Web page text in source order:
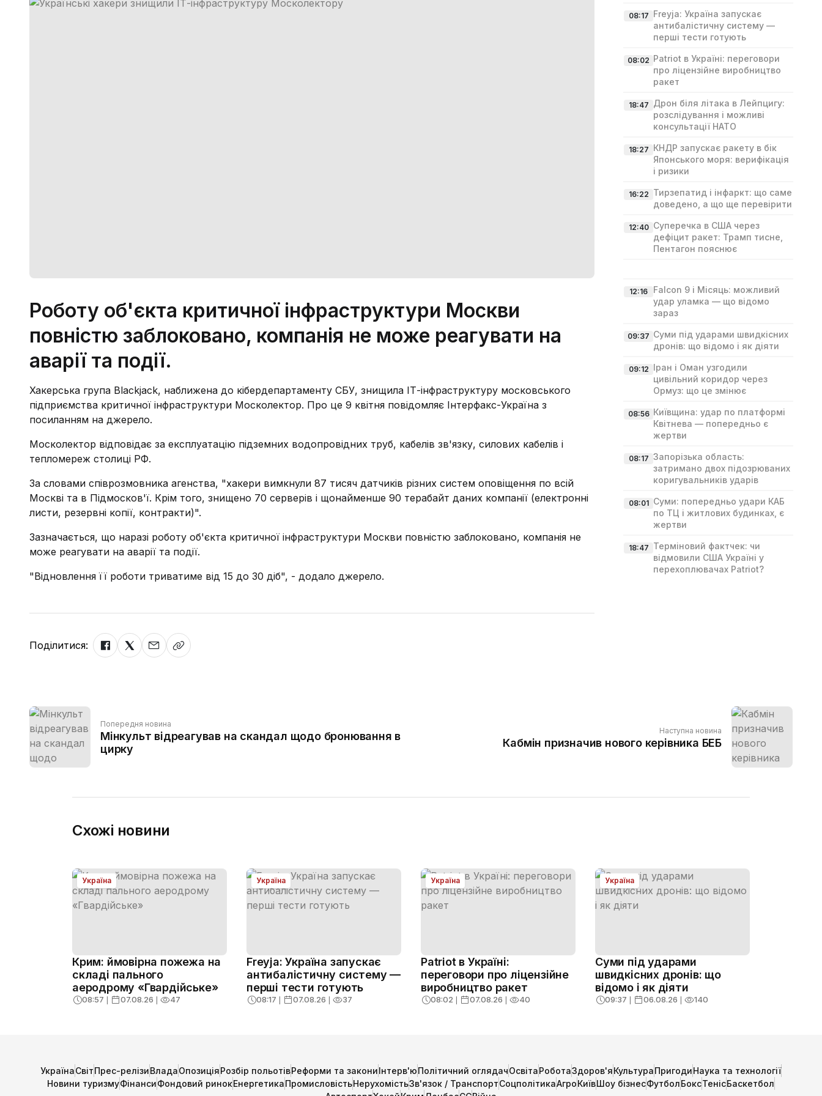
Роботу об'єкта критичної інфраструктури Москви
повністю заблоковано, компанія не може реагувати на
аварії та події.
Хакерська група Blackjack, наближена до кібердепартаменту СБУ, знищила ІТ-інфраструктуру московського
підприємства критичної інфраструктури Москолектор. Про це 9 квітня повідомляє Інтерфакс-Україна з
посиланням на джерело.
Москолектор відповідає за експлуатацію підземних водопровідних труб, кабелів зв'язку, силових кабелів і
тепломереж столиці РФ.
За словами співрозмовника агенства, "хакери вимкнули 87 тисяч датчиків різних систем оповіщення по всій
Москві та в Підмосков'ї. Крім того, знищено 70 серверів і щонайменше 90 терабайт даних компанії (електронні
листи, резервні копії, контракти)".
Зазначається, що наразі роботу об'єкта критичної інфраструктури Москви повністю заблоковано, компанія не
може реагувати на аварії та події.
"Відновлення її роботи триватиме від 15 до 30 діб", - додало джерело.
Поділитися:
08:17 Freyja: Україна запускає
антибалістичну систему —
перші тести готують
08:02 Patriot в Україні: переговори
про ліцензійне виробництво
ракет
18:47 Дрон біля літака в Лейпцигу:
розслідування і можливі
консультації НАТО
18:27 КНДР запускає ракету в бік
Японського моря: верифікація
і ризики
16:22 Тирзепатид і інфаркт: що саме
доведено, а що ще перевірити
12:40 Суперечка в США через
дефіцит ракет: Трамп тисне,
Пентагон пояснює
12:16
Falcon 9 і Місяць: можливий
удар уламка — що відомо
зараз
09:37 Суми під ударами швидкісних
дронів: що відомо і як діяти
09:12 Іран і Оман узгодили
цивільний коридор через
Ормуз: що це змінює
08:56 Київщина: удар по платформі
Квітнева — попередньо є
жертви
08:17 Запорізька область:
затримано двох підозрюваних
коригувальників ударів
08:01 Суми: попередньо удари КАБ
по ТЦ і житлових будинках, є
жертви
18:47 Терміновий фактчек: чи
відмовили США Україні у
перехоплювачах Patriot?
Попередня новина
Мінкульт відреагував на скандал щодо бронювання в
цирку
Наступна новина
Кабмін призначив нового керівника БЕБ
Схожі новини
Україна
Крим: ймовірна пожежа на
складі пального
аеродрому «Гвардійське»
08:57 ❘ 07.08.26 ❘ 47
Україна
Freyja: Україна запускає
антибалістичну систему —
перші тести готують
08:17 ❘ 07.08.26 ❘ 37
Україна
Patriot в Україні:
переговори про ліцензійне
виробництво ракет
08:02 ❘ 07.08.26 ❘ 40
Україна
Суми під ударами
швидкісних дронів: що
відомо і як діяти
09:37 ❘ 06.08.26 ❘ 140
УкраїнаСвітПрес-релізиВладаОпозиціяРозбір польотівРеформи та закониІнтерв'юПолітичний оглядачОсвітаРоботаЗдоров'яКультураПригодиНаука та технології
Новини туризмуФінансиФондовий ринокЕнергетикаПромисловістьНерухомістьЗв'язок / ТранспортСоцполітикаАгроКиївШоу бізнесФутболБоксТенісБаскетбол